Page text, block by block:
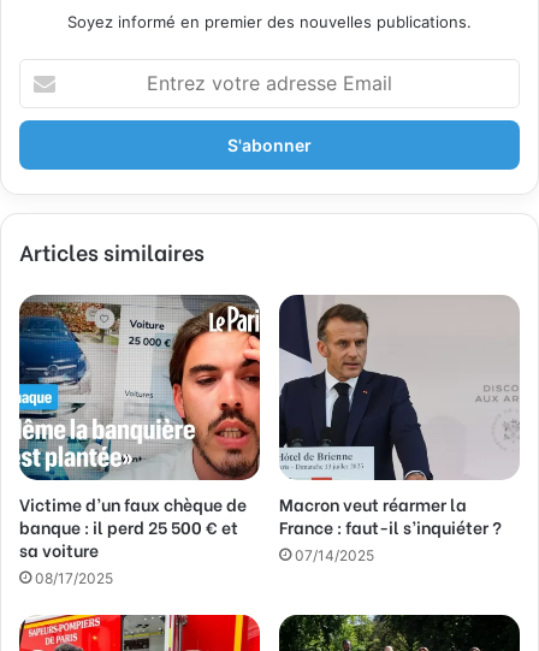
Soyez informé en premier des nouvelles publications.
t
e
z
o
r
e
d
r
e
s
s
e
E
m
a
l
Articles similaires
Victime d’un faux chèque de
banque : il perd 25 500 € et
sa voiture
08/17/2025
Macron veut réarmer la
France : faut-il s’inquiéter ?
07/14/2025